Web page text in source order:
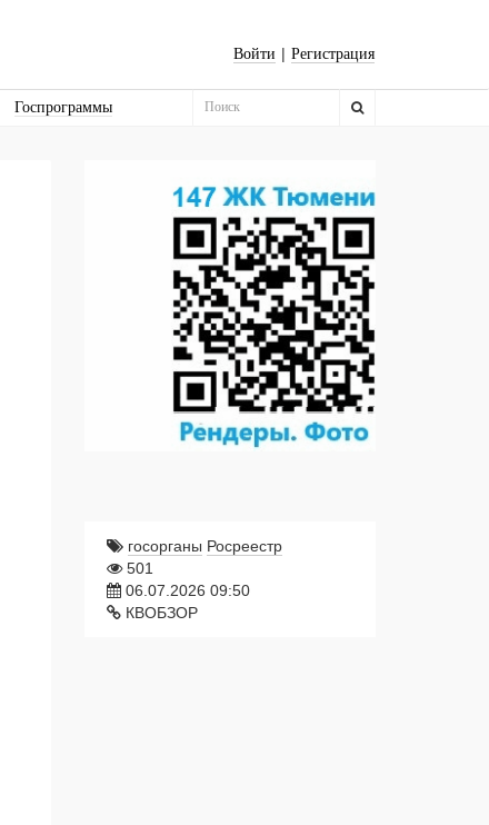
Войти | Регистрация
Госпрограммы
госорганы Росреестр
501
06.07.2026 09:50
КВОБЗОР